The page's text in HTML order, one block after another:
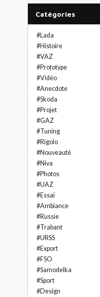
Catégories
#Lada
#Histoire
#VAZ
#Prototype
#Vidéo
#Anecdote
#Skoda
#Projet
#GAZ
#Tuning
#Rigolo
#Nouveauté
#Niva
#Photos
#UAZ
#Essai
#Ambiance
#Russie
#Trabant
#URSS
#Export
#FSO
#Samodelka
#Sport
#Design